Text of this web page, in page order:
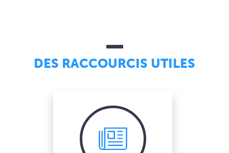
DES RACCOURCIS UTILES